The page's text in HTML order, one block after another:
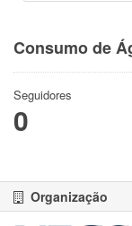
Consumo de
Seguidores
0
Organização